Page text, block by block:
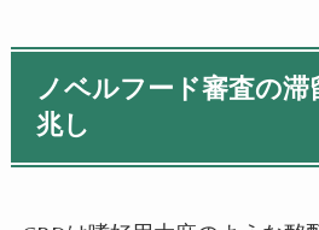
ノベルフード審査の滞
兆し